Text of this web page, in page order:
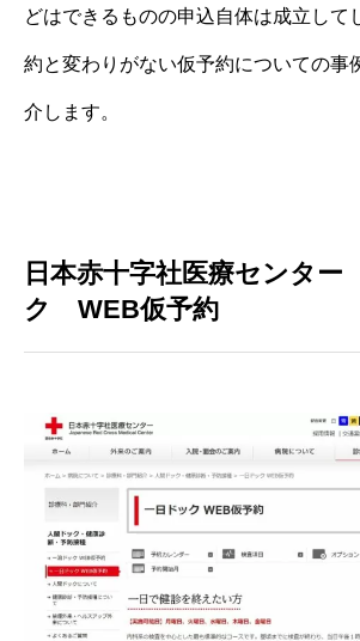
どはできるものの申込自体は成立して
約と変わりがない仮予約についての事
介します。
日本赤十字社医療センタ
ク WEB仮予約